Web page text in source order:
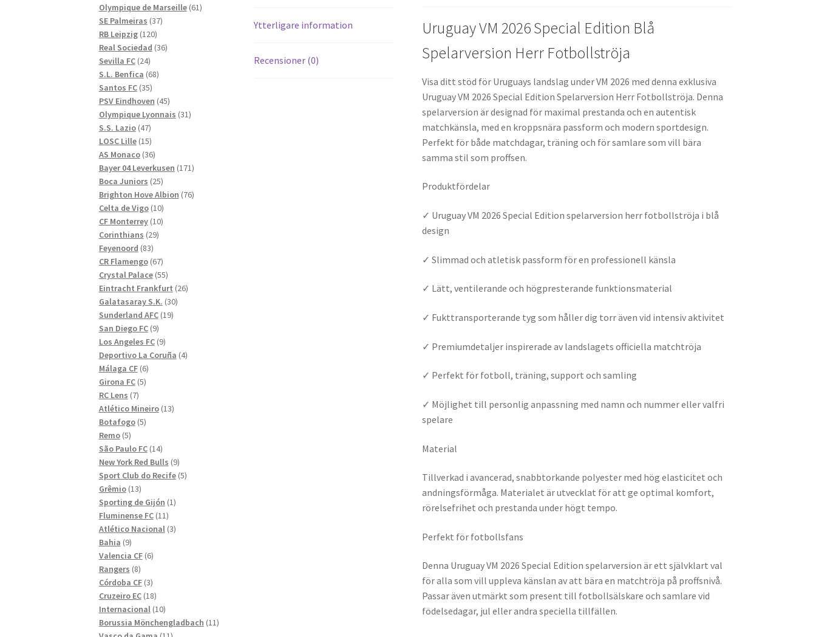
Ytterligare information
Recensioner (0)
Uruguay VM 2026 Special Edition Blå
Spelarversion Herr Fotbollströja
Visa ditt stöd för Uruguays landslag under VM 2026 med denna exklusiva
Uruguay VM 2026 Special Edition Spelarversion Herr Fotbollströja. Denna
spelarversion är designad för maximal prestanda och en autentisk
matchkänsla, med en kroppsnära passform och modern sportdesign.
Perfekt för både matchdagar, träning och för samlare som vill bära
samma stil som proffsen.
Produktfördelar
✓ Uruguay VM 2026 Special Edition spelarversion herr fotbollströja i blå
design
✓ Slimmad och atletisk passform för en professionell känsla
✓ Lätt, ventilerande och högpresterande funktionsmaterial
✓ Fukttransporterande tyg som håller dig torr även vid intensiv aktivitet
✓ Premiumdetaljer inspirerade av landslagets officiella matchtröja
✓ Perfekt för fotboll, träning, support och samling
✓ Möjlighet till personlig anpassning med namn och nummer eller valfri
spelare
Material
Tillverkad i avancerad, snabbtorkande polyester med hög elasticitet och
andningsförmåga. Materialet är utvecklat för att ge optimal komfort,
rörelsefrihet och prestanda under högt tempo.
Perfekt för fotbollsfans
Denna Uruguay VM 2026 Special Edition spelarversion är ett självklart val
för alla som vill uppleva känslan av att bära en matchtröja på proffsnivå.
Passar även utmärkt som present till fotbollsälskare och samlare vid
födelsedagar, jul eller andra speciella tillfällen.
produkter
Olympique de Marseille 6161
SE Palmeiras 3737
RB Leipzig 120120
produkter
Real Sociedad 3636
Sevilla FC 2424
produkter
S.L. Benfica 6868
Santos FC 3535
produkter
PSV Eindhoven 4545
produkter
Olympique Lyonnais 3131
S.S. Lazio 4747
produkter
LOSC Lille 1515
produkter
AS Monaco 3636
produkter
Bayer 04 Leverkusen 171171
Boca Juniors 2525
produkter
Brighton Hove Albion 7676
Celta de Vigo 1010
produkter
CF Monterrey 1010
Corinthians 2929
Feyenoord 8383
produkter
CR Flamengo 6767
produkter
Crystal Palace 5555
produkter
Eintracht Frankfurt 2626
Galatasaray S.K. 3030
Sunderland AFC 1919
San Diego FC 99
produkter
Los Angeles FC 99
produkter
Deportivo La Coruña 44
Málaga CF 66
produkter
Girona FC 55
RC Lens 77
produkter
Atlético Mineiro 1313
Botafogo 55
Remo 55
produkter
São Paulo FC 1414
produkter
New York Red Bulls 99
produkter
Sport Club do Recife 55
Grêmio 1313
produkter
Sporting de Gijón 11
Fluminense FC 1111
produkter
Atlético Nacional 33
Bahia 99
produkter
Valencia CF 66
Rangers 88
produkter
Córdoba CF 33
produkter
Cruzeiro EC 1818
produkter
Internacional 1010
produkter
Borussia Mönchengladbach 1111